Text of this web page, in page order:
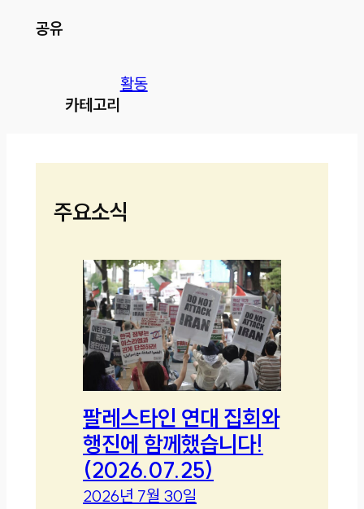
공유
카테고리
활동
주요소식
팔레스타인 연대 집회와
행진에 함께했습니다!
(2026.07.25)
2026년 7월 30일